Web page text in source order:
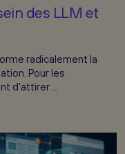
des LLM et
radicalement la
Pour les
d'attirer ...